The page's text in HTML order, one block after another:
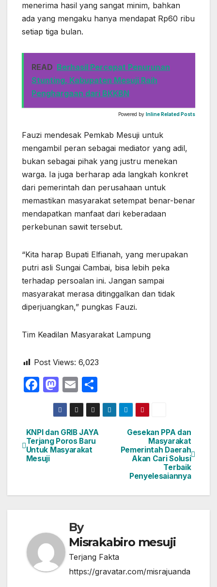
menerima hasil yang sangat minim, bahkan
ada yang mengaku hanya mendapat Rp60 ribu
setiap tiga bulan.
READ Berhasil Percepat Penurunan
Stunting, Kabupaten Mesuji Raih
Penghargaan dari BKKBN
Powered by Inline Related Posts
Fauzi mendesak Pemkab Mesuji untuk
mengambil peran sebagai mediator yang adil,
bukan sebagai pihak yang justru menekan
warga. Ia juga berharap ada langkah konkret
dari pemerintah dan perusahaan untuk
memastikan masyarakat setempat benar-benar
mendapatkan manfaat dari keberadaan
perkebunan sawit tersebut.
“Kita harap Bupati Elfianah, yang merupakan
putri asli Sungai Cambai, bisa lebih peka
terhadap persoalan ini. Jangan sampai
masyarakat merasa ditinggalkan dan tidak
diperjuangkan,” pungkas Fauzi.
Tim Keadilan Masyarakat Lampung
Post Views: 6,023
F
e
b
o
k
M
a
st
o
d
E
m
ail
h
ar
e
Navigasi
pos
Gesekan PPA dan
Masyarakat
Pemerintah Daerah
Akan Cari Solusi
Terbaik
Penyelesaiannya
KNPI dan GRIB JAYA
Terjang Poros Baru
Untuk Masyarakat
Mesuji
By
Misrakabiro mesuji
Terjang Fakta
https://gravatar.com/misrajuanda